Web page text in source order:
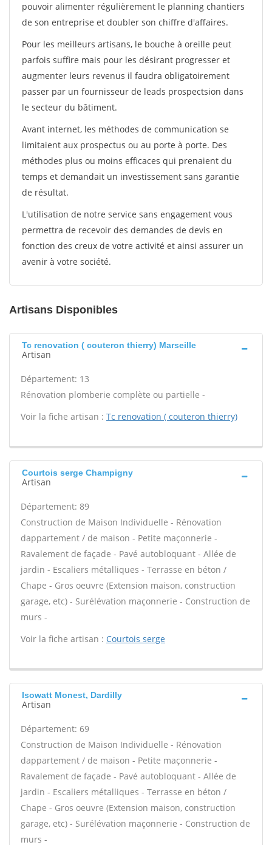
pouvoir alimenter régulièrement le planning chantiers
de son entreprise et doubler son chiffre d'affaires.
Pour les meilleurs artisans, le bouche à oreille peut
parfois suffire mais pour les désirant progresser et
augmenter leurs revenus il faudra obligatoirement
passer par un fournisseur de leads prospectsion dans
le secteur du bâtiment.
Avant internet, les méthodes de communication se
limitaient aux prospectus ou au porte à porte. Des
méthodes plus ou moins efficaces qui prenaient du
temps et demandait un investissement sans garantie
de résultat.
L'utilisation de notre service sans engagement vous
permettra de recevoir des demandes de devis en
fonction des creux de votre activité et ainsi assurer un
avenir à votre société.
Artisans Disponibles
Tc renovation ( couteron thierry) Marseille
Artisan
Département: 13
Rénovation plomberie complète ou partielle -
Voir la fiche artisan : Tc renovation ( couteron thierry)
Courtois serge Champigny
Artisan
Département: 89
Construction de Maison Individuelle - Rénovation
dappartement / de maison - Petite maçonnerie -
Ravalement de façade - Pavé autobloquant - Allée de
jardin - Escaliers métalliques - Terrasse en béton /
Chape - Gros oeuvre (Extension maison, construction
garage, etc) - Surélévation maçonnerie - Construction de
murs -
Voir la fiche artisan : Courtois serge
Isowatt Monest, Dardilly
Artisan
Département: 69
Construction de Maison Individuelle - Rénovation
dappartement / de maison - Petite maçonnerie -
Ravalement de façade - Pavé autobloquant - Allée de
jardin - Escaliers métalliques - Terrasse en béton /
Chape - Gros oeuvre (Extension maison, construction
garage, etc) - Surélévation maçonnerie - Construction de
murs -